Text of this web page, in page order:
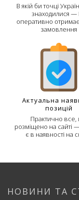
В якій би точці
знаходилися —
оперативно
замовлення
Актуальна
позицій
Практично
розміщено на сайті
є в наявності на
НОВИНИ ТА